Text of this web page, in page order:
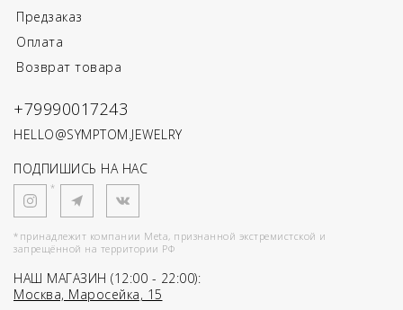
Предзаказ
Оплата
Возврат товара
+79990017243
HELLO@SYMPTOM.JEWELRY
ПОДПИШИСЬ НА НАС
*
*принадлежит компании Meta, признанной экстремистской и
запрещённой на территории РФ
НАШ МАГАЗИН (12:00 - 22:00):
Москва, Маросейка, 15